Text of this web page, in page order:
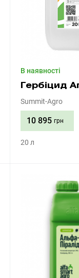
В наявності
Гербіцид
Summit-Agro
10 895 грн
20 л